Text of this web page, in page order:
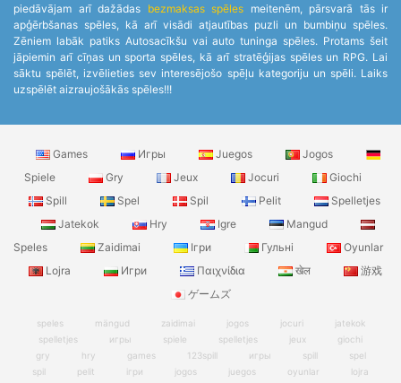
piedāvājam arī dažādas bezmaksas spēles meitenēm, pārsvarā tās ir
apģērbšanas spēles, kā arī visādi atjautības puzli un bumbiņu spēles.
Zēniem labāk patiks Autosacīkšu vai auto tuninga spēles. Protams šeit
jāpiemin arī cīņas un sporta spēles, kā arī stratēģijas spēles un RPG. Lai
sāktu spēlēt, izvēlieties sev interesējošo spēļu kategoriju un spēli. Laiks
uzspēlēt aizraujošākās spēles!!!
Games Игры Juegos
Jogos
Spiele
Gry Jeux Jocuri
Giochi
Spill
Spel Spil Pelit
Spelletjes
Jatekok
Hry Igre
Mangud
Speles
Zaidimai Ігри Гульні
Oyunlar
Lojra
Игри Παιχνίδια खेल
游戏
ゲームズ
speles mängud zaidimai jogos jocuri
jatekok
spelletjes
игры spiele spelletjes jeux
giochi
gry
hry games 123spill игры spill
spel
spil
pelit ігри jogos juegos oyunlar
lojra